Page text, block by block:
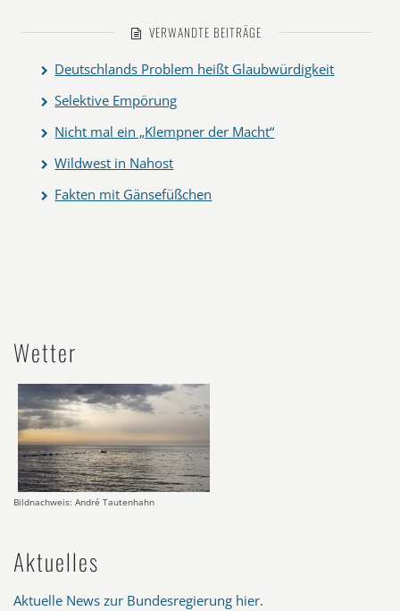
VERWANDTE BEITRÄGE
Deutschlands Problem heißt Glaubwürdigkeit
Selektive Empörung
Nicht mal ein „Klempner der Macht“
Wildwest in Nahost
Fakten mit Gänsefüßchen
Wetter
Bildnachweis: André Tautenhahn
Aktuelles
Aktuelle News zur Bundesregierung hier.